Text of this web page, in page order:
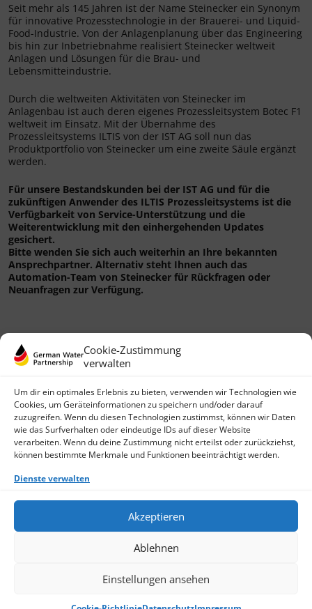
Cookie-Zustimmung
verwalten
Um dir ein optimales Erlebnis zu bieten, verwenden wir Technologien wie
Cookies, um Geräteinformationen zu speichern und/oder darauf
zuzugreifen. Wenn du diesen Technologien zustimmst, können wir Daten
wie das Surfverhalten oder eindeutige IDs auf dieser Website
verarbeiten. Wenn du deine Zustimmung nicht erteilst oder zurückziehst,
können bestimmte Merkmale und Funktionen beeinträchtigt werden.
Dienste verwalten
Akzeptieren
Ablehnen
Einstellungen ansehen
Seit mehr als 145 Jahren ist der Name Steinecker ein Synonym
für innovative Prozesstechnologie in der Brauerei- und Liquid-
Food-Industrie. Von der Anlagenplanung über das Engineering
bis hin zur Inbetriebnahme realisiert Steinecker weltweit
Anlagen und Lösungen für die Brau- und
Lebensmitteindustrie.
Durch die weltweiten Aktivitäten von Steinecker im
Anlagenbau ist auch deren eigenes Prozessleitsystem Botec F1
weltweit im Einsatz. Mit der Übernahme des
Prozessleitsystems ILTIS von der IST AG soll nun das
Produktportfolio von Steinecker um eine zweite Säule ergänzt
werden.
Für unsere Bestandskunden bei der IST AG und für die
zukünftigen Anwender des ILTIS Prozessleitsystems ist die
Verfügbarkeit von Service-Unterstützung und die
Weiterentwicklung mit den einhergehenden Updates
gesichert.
Bitte wenden Sie sich auch weiterhin an Ihre bekannten
Ansprechpartner. Alternativ steht Ihnen auch das
Automation-Team von Steinecker für Rückfragen oder
Neuanfragen zur Verfügung.
German Water Partnership e.V.
Invalidenstraße 91
D-10115 Berlin
Login
Impressum
Cookie-Richtlinie (EU)
© 2026 German Water Partnership e.V.